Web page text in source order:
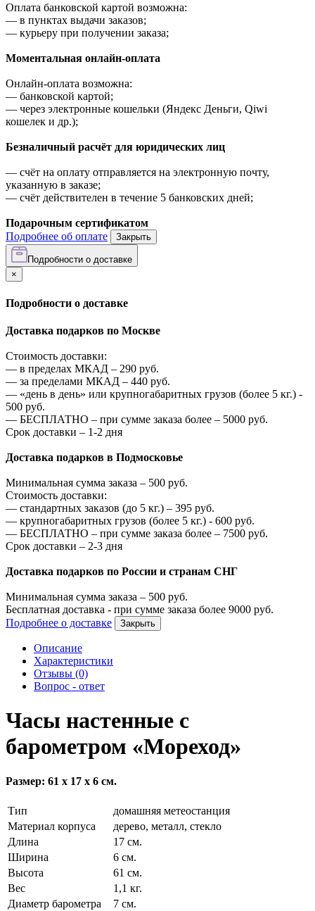
Оплата банковской картой возможна:
— в пунктах выдачи заказов;
— курьеру при получении заказа;
Моментальная онлайн-оплата
Онлайн-оплата возможна:
— банковской картой;
— через электронные кошельки (Яндекс Деньги, Qiwi
кошелек и др.);
Безналичный расчёт для юридических лиц
— счёт на оплату отправляется на электронную почту,
указанную в заказе;
— счёт действителен в течение 5 банковских дней;
Подарочным сертификатом
Подробнее об оплате
Закрыть
Подробности о доставке
×
Подробности о доставке
Доставка подарков по Москве
Стоимость доставки:
— в пределах МКАД – 290 руб.
— за пределами МКАД – 440 руб.
— «день в день» или крупногабаритных грузов (более 5 кг.) -
500 руб.
— БЕСПЛАТНО – при сумме заказа более – 5000 руб.
Срок доставки – 1-2 дня
Доставка подарков в Подмосковье
Минимальная сумма заказа – 500 руб.
Стоимость доставки:
— стандартных заказов (до 5 кг.) – 395 руб.
— крупногабаритных грузов (более 5 кг.) - 600 руб.
— БЕСПЛАТНО – при сумме заказа более – 7500 руб.
Срок доставки – 2-3 дня
Доставка подарков по России и странам СНГ
Минимальная сумма заказа – 500 руб.
Бесплатная доставка - при сумме заказа более 9000 руб.
Подробнее о доставке
Закрыть
Описание
Характеристики
Отзывы (0)
Вопрос - ответ
Часы настенные с
барометром «Мореход»
Размер: 61 х 17 х 6 см.
Тип
домашняя метеостанция
Материал корпуса
дерево, металл, стекло
Длина
17 см.
Ширина
6 см.
Высота
61 см.
Вес
1,1 кг.
Диаметр барометра
7 см.